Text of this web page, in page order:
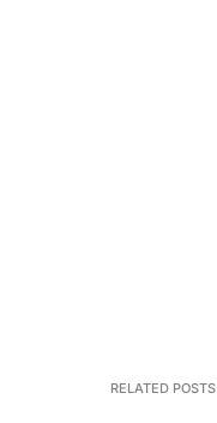
RELATED POSTS